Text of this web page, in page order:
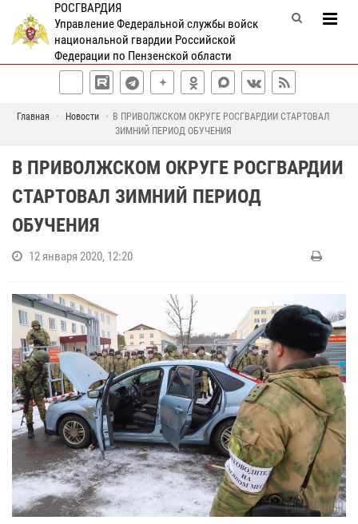
РОСГВАРДИЯ
Управление Федеральной службы войск
национальной гвардии Российской
Федерации по Пензенской области
Главная Новости
В ПРИВОЛЖСКОМ ОКРУГЕ РОСГВАРДИИ СТАРТОВАЛ
ЗИМНИЙ ПЕРИОД ОБУЧЕНИЯ
В ПРИВОЛЖСКОМ ОКРУГЕ РОСГВАРДИИ
СТАРТОВАЛ ЗИМНИЙ ПЕРИОД
ОБУЧЕНИЯ
12 января 2020, 12:20